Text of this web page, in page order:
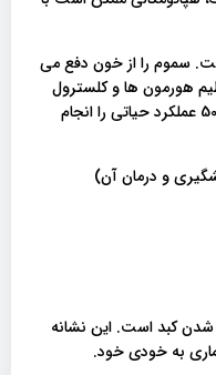
سموم را از خون دفع می
هورمون ها و کلسترول
کمک می کند. در مجموع، کبد بیش از 500 عملکرد حیاتی را انجام
شدن کبد است. این نشانه
به خودی خود.